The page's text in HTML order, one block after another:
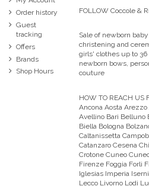
Order history
Guest
tracking
Offers
Brands
Shop Hours
FOLLOW Coccole &
Sale of newborn
christening and
girls' clothes up to
newborn bows,
couture
HOW TO REACH US
Ancona Aosta
Avellino Bari Belluno
Biella Bologna
Caltanissetta
Catanzaro Cesena
Crotone Cuneo
Firenze Foggia Forli
Iglesias Imperia
Lecco Livorno Lodi